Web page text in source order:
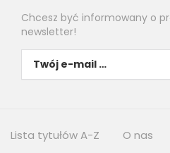
Chcesz być informowany o
newsletter!
Lista tytułów A-Z O nas